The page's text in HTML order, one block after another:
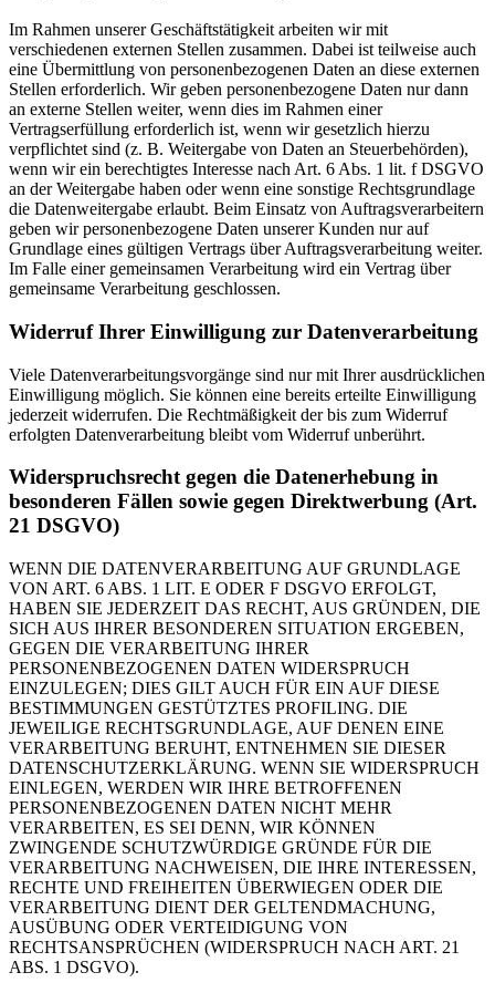
Im Rahmen unserer Geschäftstätigkeit arbeiten wir mit
verschiedenen externen Stellen zusammen. Dabei ist teilweise auch
eine Übermittlung von personenbezogenen Daten an diese externen
Stellen erforderlich. Wir geben personenbezogene Daten nur dann
an externe Stellen weiter, wenn dies im Rahmen einer
Vertragserfüllung erforderlich ist, wenn wir gesetzlich hierzu
verpflichtet sind (z. B. Weitergabe von Daten an Steuerbehörden),
wenn wir ein berechtigtes Interesse nach Art. 6 Abs. 1 lit. f DSGVO
an der Weitergabe haben oder wenn eine sonstige Rechtsgrundlage
die Datenweitergabe erlaubt. Beim Einsatz von Auftragsverarbeitern
geben wir personenbezogene Daten unserer Kunden nur auf
Grundlage eines gültigen Vertrags über Auftragsverarbeitung weiter.
Im Falle einer gemeinsamen Verarbeitung wird ein Vertrag über
gemeinsame Verarbeitung geschlossen.
Widerruf Ihrer Einwilligung zur Datenverarbeitung
Viele Datenverarbeitungsvorgänge sind nur mit Ihrer ausdrücklichen
Einwilligung möglich. Sie können eine bereits erteilte Einwilligung
jederzeit widerrufen. Die Rechtmäßigkeit der bis zum Widerruf
erfolgten Datenverarbeitung bleibt vom Widerruf unberührt.
Widerspruchsrecht gegen die Datenerhebung in
besonderen Fällen sowie gegen Direktwerbung (Art.
21 DSGVO)
WENN DIE DATENVERARBEITUNG AUF GRUNDLAGE
VON ART. 6 ABS. 1 LIT. E ODER F DSGVO ERFOLGT,
HABEN SIE JEDERZEIT DAS RECHT, AUS GRÜNDEN, DIE
SICH AUS IHRER BESONDEREN SITUATION ERGEBEN,
GEGEN DIE VERARBEITUNG IHRER
PERSONENBEZOGENEN DATEN WIDERSPRUCH
EINZULEGEN; DIES GILT AUCH FÜR EIN AUF DIESE
BESTIMMUNGEN GESTÜTZTES PROFILING. DIE
JEWEILIGE RECHTSGRUNDLAGE, AUF DENEN EINE
VERARBEITUNG BERUHT, ENTNEHMEN SIE DIESER
DATENSCHUTZERKLÄRUNG. WENN SIE WIDERSPRUCH
EINLEGEN, WERDEN WIR IHRE BETROFFENEN
PERSONENBEZOGENEN DATEN NICHT MEHR
VERARBEITEN, ES SEI DENN, WIR KÖNNEN
ZWINGENDE SCHUTZWÜRDIGE GRÜNDE FÜR DIE
VERARBEITUNG NACHWEISEN, DIE IHRE INTERESSEN,
RECHTE UND FREIHEITEN ÜBERWIEGEN ODER DIE
VERARBEITUNG DIENT DER GELTENDMACHUNG,
AUSÜBUNG ODER VERTEIDIGUNG VON
RECHTSANSPRÜCHEN (WIDERSPRUCH NACH ART. 21
ABS. 1 DSGVO).